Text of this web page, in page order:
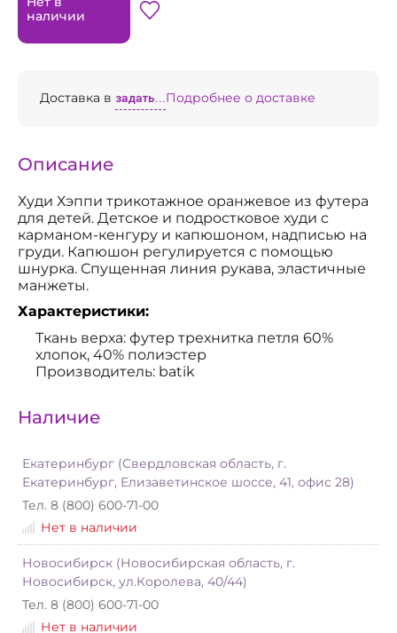
наличии
Доставка в задать...Подробнее о доставке
Описание
Худи Хэппи трикотажное оранжевое из футера
для детей. Детское и подростковое худи с
карманом-кенгуру и капюшоном, надписью на
груди. Капюшон регулируется с помощью
шнурка. Спущенная линия рукава, эластичные
манжеты.
Характеристики:
Ткань верха: футер трехнитка петля 60%
хлопок, 40% полиэстер
Производитель: batik
Наличие
Екатеринбург (Свердловская область, г.
Екатеринбург, Елизаветинское шоссе, 41, офис 28)
Тел. 8 (800) 600-71-00
Нет в наличии
Новосибирск (Новосибирская область, г.
Новосибирск, ул.Королева, 40/44)
Тел. 8 (800) 600-71-00
Нет в наличии